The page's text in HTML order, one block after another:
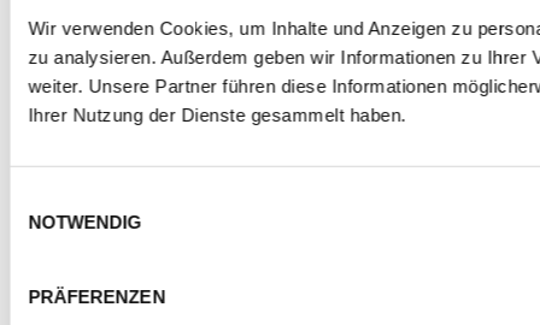
Wir verwenden Cookies, um Inhalte und Anzeigen zu
zu analysieren. Außerdem geben wir Informationen zu
weiter. Unsere Partner führen diese Informationen
Ihrer Nutzung der Dienste gesammelt haben.
NOTWENDIG
PRÄFERENZEN